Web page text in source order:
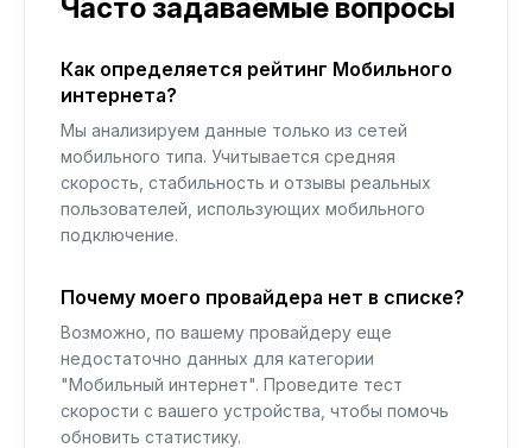
Часто задаваемые вопросы
Как определяется рейтинг Мобильного
интернета?
Мы анализируем данные только из сетей
мобильного типа. Учитывается средняя
скорость, стабильность и отзывы реальных
пользователей, использующих мобильного
подключение.
Почему моего провайдера нет в списке?
Возможно, по вашему провайдеру еще
недостаточно данных для категории
"Мобильный интернет". Проведите тест
скорости с вашего устройства, чтобы помочь
обновить статистику.